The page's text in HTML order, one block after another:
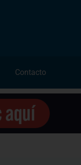
Contacto